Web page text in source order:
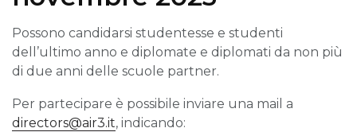
Possono candidarsi studentesse e studenti
dell’ultimo anno e diplomate e diplomati da non più
di due anni delle scuole partner.
Per partecipare è possibile inviare una mail a
directors@air3.it, indicando: